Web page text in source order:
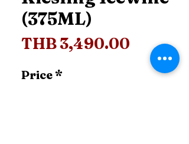
(375ML)
THB 3,490.00 Price
Price *